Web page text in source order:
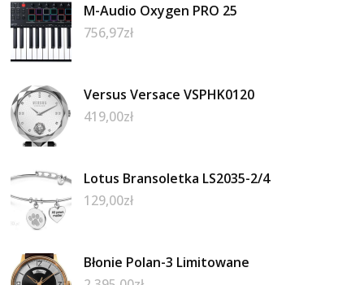
M-Audio Oxygen PRO 25
756,97zł
Versus Versace VSPHK0120
419,00zł
Lotus Bransoletka LS2035-2/4
129,00zł
Błonie Polan-3 Limitowane